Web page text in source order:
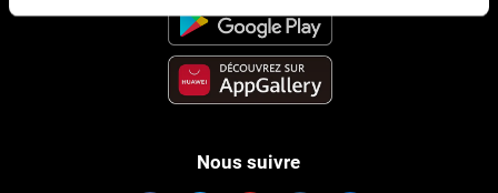
Nous suivre